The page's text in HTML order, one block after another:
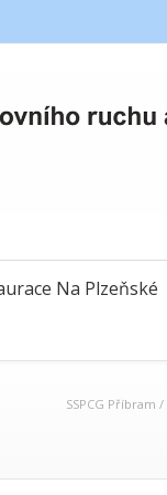
Na Plzeňské
SSPCG Příbram /